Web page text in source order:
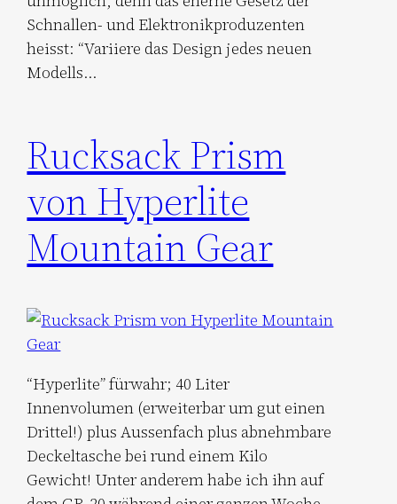
Schnallen- und Elektronikproduzenten
heisst: “Variiere das Design jedes neuen
Modells…
Rucksack Prism
von Hyperlite
Mountain Gear
“Hyperlite” fürwahr; 40 Liter
Innenvolumen (erweiterbar um gut einen
Drittel!) plus Aussenfach plus abnehmbare
Deckeltasche bei rund einem Kilo
Gewicht! Unter anderem habe ich ihn auf